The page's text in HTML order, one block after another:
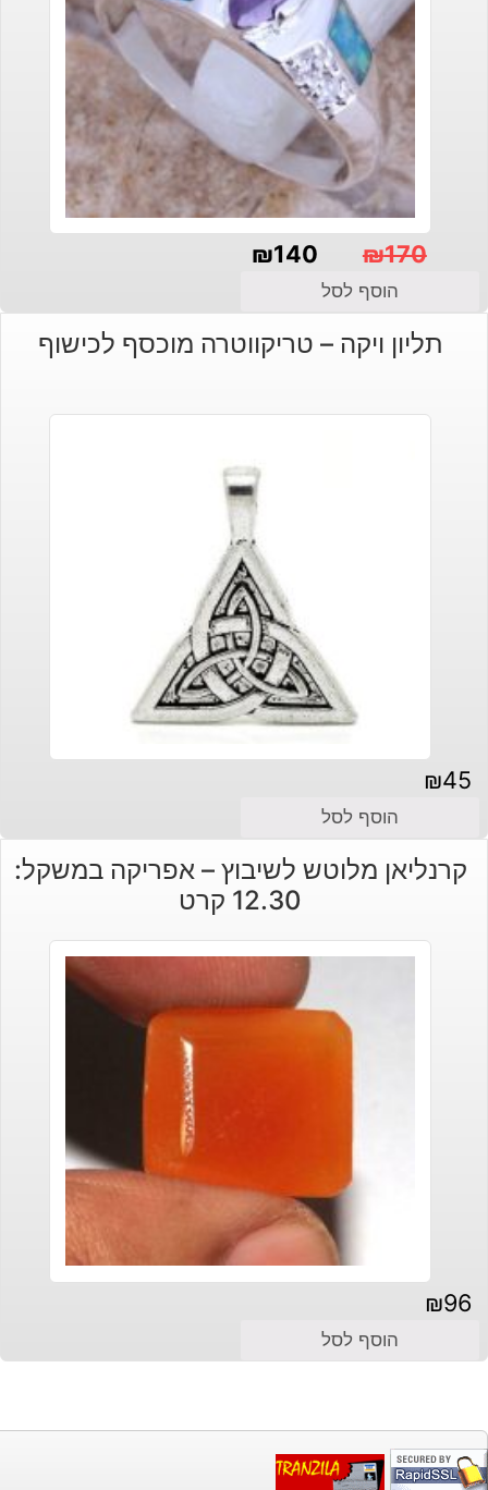
₪170
המקורי
היה:
₪140
הנוכחי
הוא:
הוסף לסל
תליון ויקה – טריקווטרה מוכסף לכישוף
₪45
הוסף לסל
קרנליאן מלוטש לשיבוץ – אפריקה במשקל:
12.30 קרט
₪96
הוסף לסל